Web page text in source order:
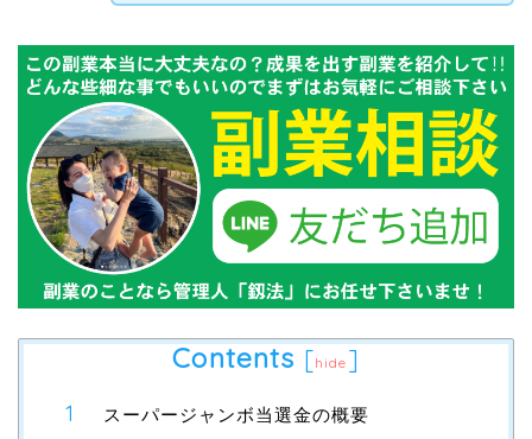
Contents [hide ]
スーパージャンボ当選金の概要